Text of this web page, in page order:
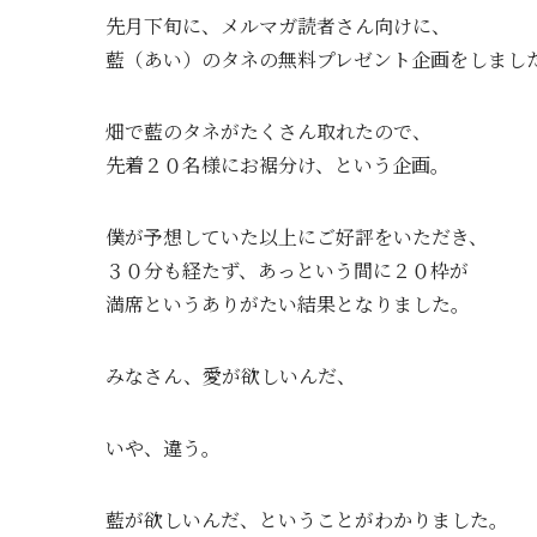
先月下旬に、メルマガ読者さん向けに、
藍（あい）のタネの無料プレゼント企画をしまし
畑で藍のタネがたくさん取れたので、
先着２０名様にお裾分け、という企画。
僕が予想していた以上にご好評をいただき、
３０分も経たず、あっという間に２０枠が
満席というありがたい結果となりました。
みなさん、愛が欲しいんだ、
いや、違う。
藍が欲しいんだ、ということがわかりました。